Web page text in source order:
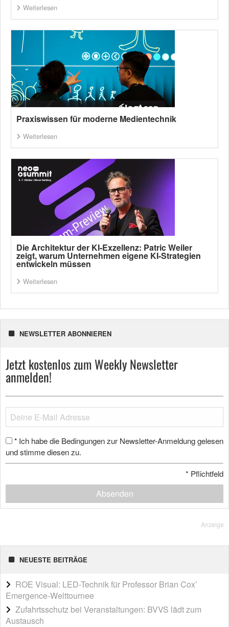
Weiterlesen
Praxiswissen für moderne Medientechnik
Weiterlesen
Die Architektur der KI-Exzellenz: Patric Weiler
zeigt, warum Unternehmen eigene KI-Strategien
entwickeln müssen
Weiterlesen
NEWSLETTER ABONNIEREN
Jetzt kostenlos zum Weekly Newsletter
anmelden!
* Ich habe die Bedingungen zur Newsletter-Anmeldung gelesen
und stimme diesen zu.
* Pflichtfeld
Absenden
Anzeige
NEUESTE BEITRÄGE
ROE Visual: LED-Technik für Professor Brian Cox’
Emergence-Welttournee
Zufahrtsschutz bei Veranstaltungen: BVVS lädt zum
Austausch